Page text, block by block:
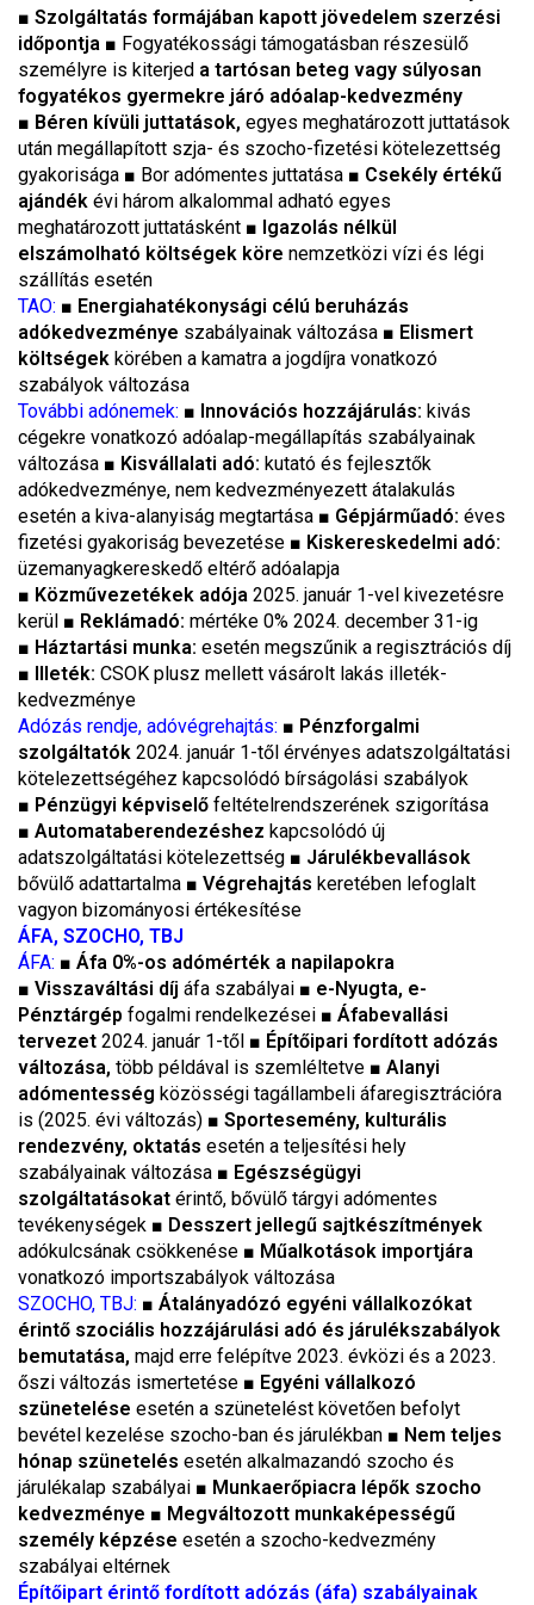
■ Szolgáltatás formájában kapott jövedelem szerzési
időpontja ■ Fogyatékossági támogatásban részesülő
személyre is kiterjed a tartósan beteg vagy súlyosan
fogyatékos gyermekre járó adóalap-kedvezmény
■ Béren kívüli juttatások, egyes meghatározott juttatások
után megállapított szja- és szocho-fizetési kötelezettség
gyakorisága ■ Bor adómentes juttatása ■ Csekély értékű
ajándék évi három alkalommal adható egyes
meghatározott juttatásként ■ Igazolás nélkül
elszámolható költségek köre nemzetközi vízi és légi
szállítás esetén
TAO: ■ Energiahatékonysági célú beruházás
adókedvezménye szabályainak változása ■ Elismert
költségek körében a kamatra a jogdíjra vonatkozó
szabályok változása
További adónemek: ■ Innovációs hozzájárulás: kivás
cégekre vonatkozó adóalap-megállapítás szabályainak
változása ■ Kisvállalati adó: kutató és fejlesztők
adókedvezménye, nem kedvezményezett átalakulás
esetén a kiva-alanyiság megtartása ■ Gépjárműadó: éves
fizetési gyakoriság bevezetése ■ Kiskereskedelmi adó:
üzemanyagkereskedő eltérő adóalapja
■ Közművezetékek adója 2025. január 1-vel kivezetésre
kerül ■ Reklámadó: mértéke 0% 2024. december 31-ig
■ Háztartási munka: esetén megszűnik a regisztrációs díj
■ Illeték: CSOK plusz mellett vásárolt lakás illeték-
kedvezménye
Adózás rendje, adóvégrehajtás: ■ Pénzforgalmi
szolgáltatók 2024. január 1-től érvényes adatszolgáltatási
kötelezettségéhez kapcsolódó bírságolási szabályok
■ Pénzügyi képviselő feltételrendszerének szigorítása
■ Automataberendezéshez kapcsolódó új
adatszolgáltatási kötelezettség ■ Járulékbevallások
bővülő adattartalma ■ Végrehajtás keretében lefoglalt
vagyon bizományosi értékesítése
ÁFA, SZOCHO, TBJ
ÁFA: ■ Áfa 0%-os adómérték a napilapokra
■ Visszaváltási díj áfa szabályai ■ e-Nyugta, e-
Pénztárgép fogalmi rendelkezései ■ Áfabevallási
tervezet 2024. január 1-től ■ Építőipari fordított adózás
változása, több példával is szemléltetve ■ Alanyi
adómentesség közösségi tagállambeli áfaregisztrációra
is (2025. évi változás) ■ Sportesemény, kulturális
rendezvény, oktatás esetén a teljesítési hely
szabályainak változása ■ Egészségügyi
szolgáltatásokat érintő, bővülő tárgyi adómentes
tevékenységek ■ Desszert jellegű sajtkészítmények
adókulcsának csökkenése ■ Műalkotások importjára
vonatkozó importszabályok változása
SZOCHO, TBJ: ■ Átalányadózó egyéni vállalkozókat
érintő szociális hozzájárulási adó és járulékszabályok
bemutatása, majd erre felépítve 2023. évközi és a 2023.
őszi változás ismertetése ■ Egyéni vállalkozó
szünetelése esetén a szünetelést követően befolyt
bevétel kezelése szocho-ban és járulékban ■ Nem teljes
hónap szünetelés esetén alkalmazandó szocho és
járulékalap szabályai ■ Munkaerőpiacra lépők szocho
kedvezménye ■ Megváltozott munkaképességű
személy képzése esetén a szocho-kedvezmény
szabályai eltérnek
Építőipart érintő fordított adózás (áfa) szabályainak